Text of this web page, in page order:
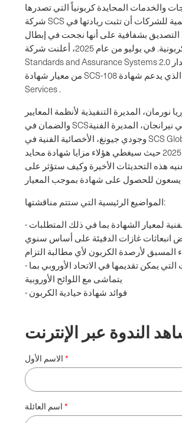
والخدمات المحايدة كربونياً التي تصدرها
شركة SCS للخدمات العالمية للشركات أن تثبت ريادتها في
بشفافية على أنها نجحت في إبطال
بصمتها الكربونية. في يوليو من عام 2025، أعلنت شركة SCS
Standards and Assurance Systems عن نشر الإصدار 2.0
من معيار شهادة SCS-108 الذي يدعم شهادة SCS Global
Services .
نورمان، المديرة التنفيذية لأنظمة المعايير
والضمان في SCS؛ وبراتشيتي نيرانجان، المديرة الفنية
وجودي جيونغ، الأخصائية الفنية في SCS Global Services في
20 أغسطس 2025 حيث سيغطي هؤلاء مزايا شهادة محايد
هذه التحديثات الأخيرة وكيف ستؤثر على
المواضيع الرئيسية التي ستتم مناقشتها:
- التحديثات الفنية لمعيار الشهادة بما في ذلك المتطلبات
انبعاثات غازات الدفيئة على أساس سنوي
المسبق لأرصدة الكربون لأي مطالبة التزام
- المطالبات التي يمكن تقديمها في الاتحاد الأوروبي بما
يتماشى مع اللوائح الأوروبية
- فوائد شهادة حيادية الكربون
الاسم الأول
اسم العائلة